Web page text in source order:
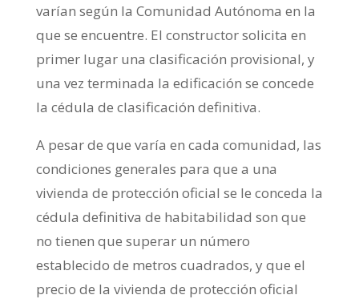
varían según la Comunidad Autónoma en la
que se encuentre. El constructor solicita en
primer lugar una clasificación provisional, y
una vez terminada la edificación se concede
la cédula de clasificación definitiva.
A pesar de que varía en cada comunidad, las
condiciones generales para que a una
vivienda de protección oficial se le conceda la
cédula definitiva de habitabilidad son que
no tienen que superar un número
establecido de metros cuadrados, y que el
precio de la vivienda de protección oficial